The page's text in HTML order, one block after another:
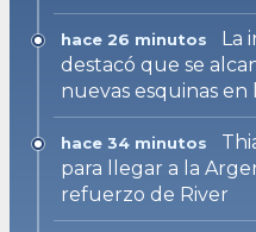
hace 26 minutos
La
destacó que se
nuevas esquinas en
hace 34 minutos
para llegar a la
refuerzo de River